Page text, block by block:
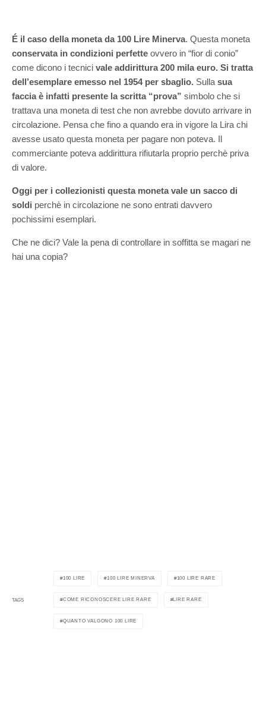
É il caso della moneta da 100 Lire Minerva. Questa moneta
conservata in condizioni perfette ovvero in “fior di conio”
come dicono i tecnici vale addirittura 200 mila euro. Si tratta
dell’esemplare emesso nel 1954 per sbaglio. Sulla sua
faccia è infatti presente la scritta “prova” simbolo che si
trattava una moneta di test che non avrebbe dovuto arrivare in
circolazione. Pensa che fino a quando era in vigore la Lira chi
avesse usato questa moneta per pagare non poteva. Il
commerciante poteva addirittura rifiutarla proprio perchè priva
di valore.
Oggi per i collezionisti questa moneta vale un sacco di
soldi perchè in circolazione ne sono entrati davvero
pochissimi esemplari.
Che ne dici? Vale la pena di controllare in soffitta se magari ne
hai una copia?
TAGS
100 LIRE 100 LIRE MINERVA 100 LIRE RARE
COME RICONOSCERE LIRE RARE LIRE RARE
QUANTO VALGONO 100 LIRE